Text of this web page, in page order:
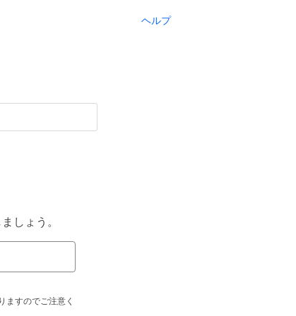
ヘルプ
しょう。
ますのでご注意く